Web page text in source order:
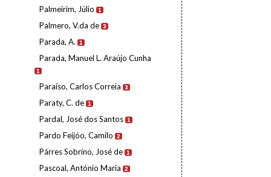
Palmeirim, Júlio 1
Palmero, V.da de 3
Parada, A. 1
Parada, Manuel L. Araújo Cunha
1
Paraíso, Carlos Correia 3
Paraty, C. de 1
Pardal, José dos Santos 1
Pardo Feijóo, Camilo 2
Párres Sobrino, José de 1
Pascoal, António Maria 2